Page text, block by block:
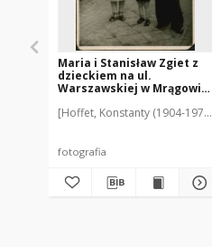
Maria i Stanisław Zgiet z
dzieckiem na ul.
Warszawskiej w Mrągowie.
[Hoffet, Konstanty (1904-1978)]
fotografia